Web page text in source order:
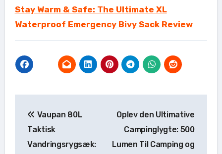
Stay Warm & Safe: The Ultimate XL
Waterproof Emergency Bivy Sack Review
Vaupan 80L
Taktisk
Vandringsrygsæk:
Oplev den Ultimative
Campinglygte: 500
Lumen Til Camping og